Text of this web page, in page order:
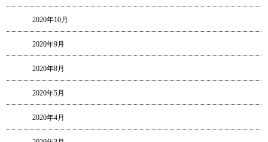
2020年10月
2020年9月
2020年8月
2020年5月
2020年4月